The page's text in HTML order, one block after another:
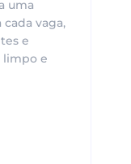
uma
vaga,
e
limpo e